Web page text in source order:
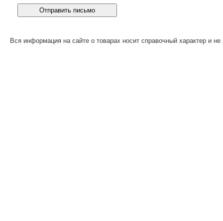
Вся информация на сайте о товарах носит справочный характер и